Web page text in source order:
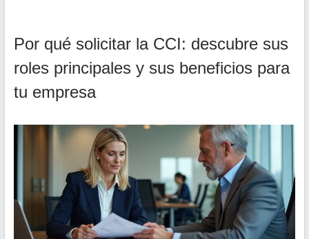
Por qué solicitar la CCI: descubre sus
roles principales y sus beneficios para
tu empresa